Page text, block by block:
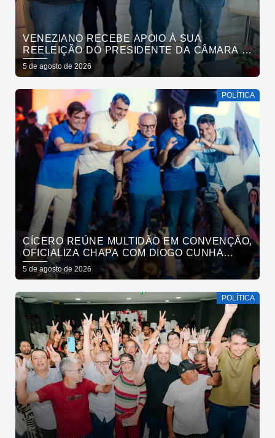
VENEZIANO RECEBE APOIO À SUA
REELEIÇÃO DO PRESIDENTE DA CÂMARA E
VEREADORES DE SÃO BENTO
5 de agosto de 2026
POLÍTICA
CÍCERO REÚNE MULTIDÃO EM CONVENÇÃO,
OFICIALIZA CHAPA COM DIOGO CUNHA
LIMA, VENEZIANO E ANDRÉ GADELHA E
CONVOCA PARAÍBA A DAR O PRÓXIMO
5 de agosto de 2026
POLÍTICA